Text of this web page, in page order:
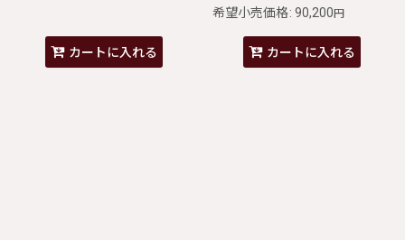
カートに入れる
希望小売価格: 90,200円
カートに入れる